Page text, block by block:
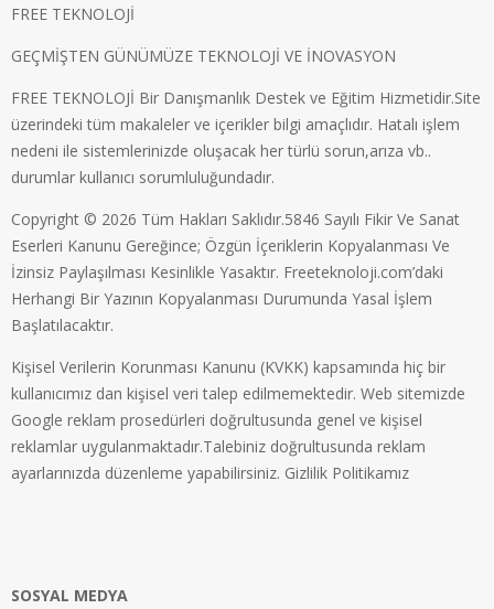
FREE TEKNOLOJİ
GEÇMİŞTEN GÜNÜMÜZE TEKNOLOJİ VE İNOVASYON
FREE TEKNOLOJİ Bir Danışmanlık Destek ve Eğitim Hizmetidir.Site
üzerindeki tüm makaleler ve içerikler bilgi amaçlıdır. Hatalı işlem
nedeni ile sistemlerinizde oluşacak her türlü sorun,arıza vb..
durumlar kullanıcı sorumluluğundadır.
Copyright © 2026 Tüm Hakları Saklıdır.5846 Sayılı Fikir Ve Sanat
Eserleri Kanunu Gereğince; Özgün İçeriklerin Kopyalanması Ve
İzinsiz Paylaşılması Kesinlikle Yasaktır. Freeteknoloji.com’daki
Herhangi Bir Yazının Kopyalanması Durumunda Yasal İşlem
Başlatılacaktır.
Kişisel Verilerin Korunması Kanunu (KVKK) kapsamında hiç bir
kullanıcımız dan kişisel veri talep edilmemektedir. Web sitemizde
Google reklam prosedürleri doğrultusunda genel ve kişisel
reklamlar uygulanmaktadır.Talebiniz doğrultusunda reklam
ayarlarınızda düzenleme yapabilirsiniz. Gizlilik Politikamız
SOSYAL MEDYA